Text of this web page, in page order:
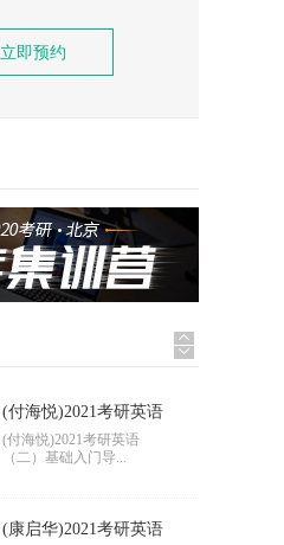
立即预约
2021考研政治基础入门
导学
2021考研政治基础入门体
验班
(付海悦)2021考研英语
（二）基础入门导学
(付海悦)2021考研英语
（二）基础入门导...
(康启华)2021考研英语